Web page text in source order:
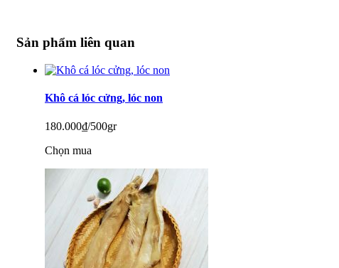
Sản phẩm liên quan
Khô cá lóc cửng, lóc non
180.000₫/500gr
Chọn mua